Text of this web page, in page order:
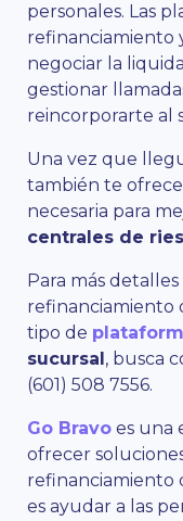
personales. Las
refinanciamiento
negociar la
gestionar
reincorporarte al
Una vez que
también te
necesaria para
centrales de
Para más
refinanciamiento
tipo de
sucursal, busca
(601) 508 7556.
Go Bravo es una
ofrecer
refinanciamiento
es ayudar a las